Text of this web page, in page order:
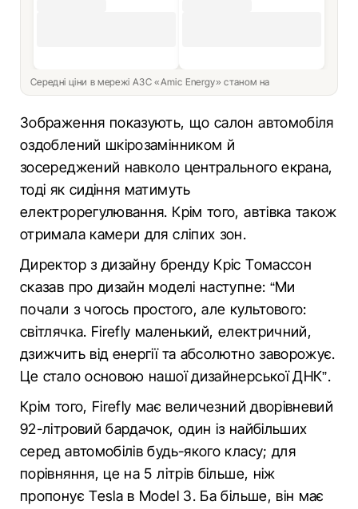
Середні ціни в мережі АЗС «Amic Energy» станом на
Зображення показують, що салон автомобіля
оздоблений шкірозамінником й
зосереджений навколо центрального екрана,
тоді як сидіння матимуть
електрорегулювання. Крім того, автівка також
отримала камери для сліпих зон.
Директор з дизайну бренду Кріс Томассон
сказав про дизайн моделі наступне: “Ми
почали з чогось простого, але культового:
світлячка. Firefly маленький, електричний,
дзижчить від енергії та абсолютно заворожує.
Це стало основою нашої дизайнерської ДНК”.
Крім того, Firefly має величезний дворівневий
92-літровий бардачок, один із найбільших
серед автомобілів будь-якого класу; для
порівняння, це на 5 літрів більше, ніж
пропонує Tesla в Model 3. Ба більше, він має